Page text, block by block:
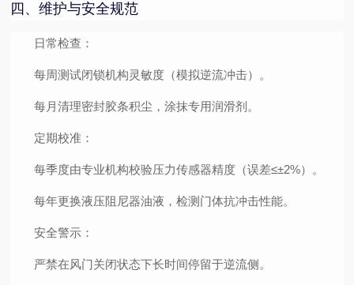
四、维护与安全规范
日常检查 ：
每周测试闭锁机构灵敏度（模拟逆流冲击）。
每月清理密封胶条积尘，涂抹专用润滑剂。
定期校准 ：
每季度由专业机构校验压力传感器精度（误差≤±2%）。
每年更换液压阻尼器油液，检测门体抗冲击性能。
安全警示 ：
严禁在风门关闭状态下长时间停留于逆流侧。